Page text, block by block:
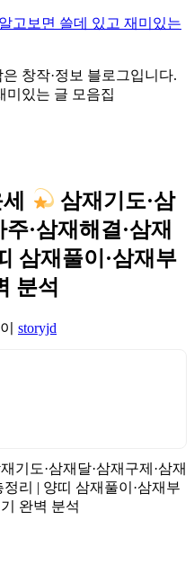
고보면 쓸데 있고 재미있는
창작·정보 블로그입니다.
미있는 글 모음집
삼재기도·삼
·삼재해결·삼재
삼재풀이·삼재부
분석
storyjd